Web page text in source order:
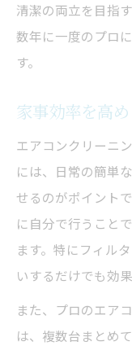
清潔の両立を目指
数年に一度のプロ
す。
家事効率を高
エアコンクリーニ
には、日常の簡単
せるのがポイント
に自分で行うこと
ます。特にフィル
いするだけでも効果
また、プロのエア
は、複数台まとめ